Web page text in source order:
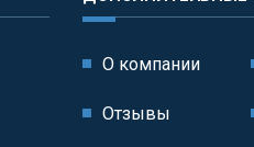
О компании
Отзывы